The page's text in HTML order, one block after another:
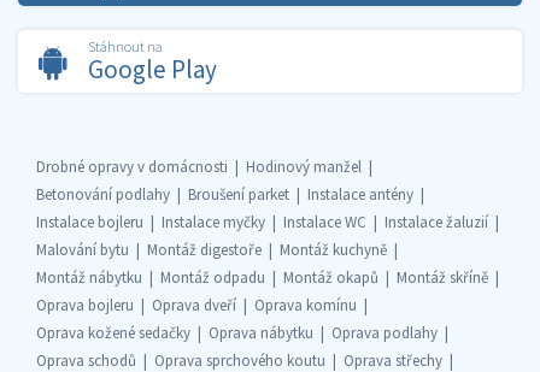
Stáhnout na
Google Play
Drobné opravy v domácnosti
Hodinový manžel
Betonování podlahy
Broušení parket
Instalace antény
Instalace bojleru
Instalace myčky Instalace WC
Instalace žaluzií
Malování bytu
Montáž digestoře
Montáž kuchyně
Montáž nábytku
Montáž odpadu Montáž okapů
Montáž skříně
Oprava bojleru
Oprava dveří
Oprava komínu
Oprava kožené sedačky
Oprava nábytku
Oprava podlahy
Oprava schodů
Oprava sprchového koutu
Oprava střechy